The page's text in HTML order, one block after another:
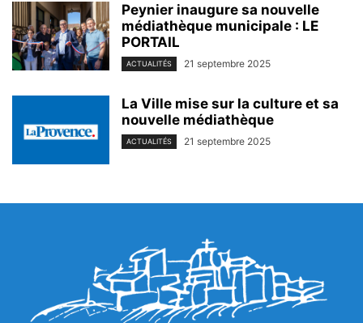
Peynier inaugure sa nouvelle
médiathèque municipale : LE
PORTAIL
ACTUALITÉS 21 septembre 2025
La Ville mise sur la culture et sa
nouvelle médiathèque
ACTUALITÉS 21 septembre 2025